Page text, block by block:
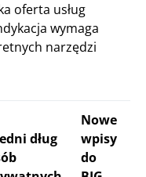
oferta usług
wymaga
narzędzi
dług
Nowe
wpisy
do